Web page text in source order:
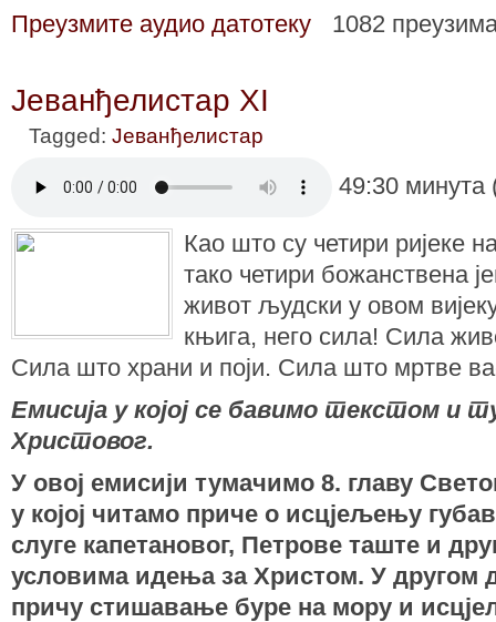
Преузмите аудио датотеку
1082
Јеванђелистар XI
Tagged: Јеванђелистар
49:30
Као што су четири ријеке
тако четири божанствена
живот људски у овом
књига, него сила! Сила
Сила што храни и поји. Сила што мртве
Емисија у којој се бавимо текстом и
Христовог.
У овој емисији тумaчимо 8. главу
у којој читамо приче о исцјељењу
слуге капетановог, Петрове таште и
условима идења за Христом. У другом
причу стишавање буре на мору и